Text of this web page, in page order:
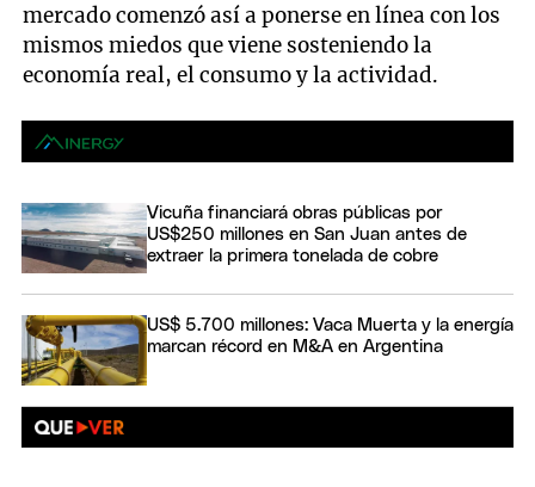
mercado comenzó así a ponerse en línea con los
mismos miedos que viene sosteniendo la
economía real, el consumo y la actividad.
Vicuña financiará obras públicas por
US$250 millones en San Juan antes de
extraer la primera tonelada de cobre
US$ 5.700 millones: Vaca Muerta y la energía
marcan récord en M&A en Argentina